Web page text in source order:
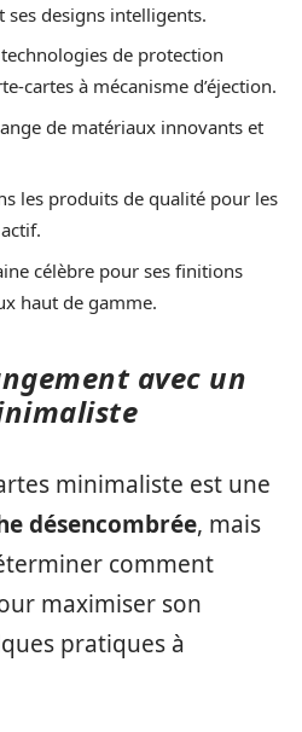
designs intelligents.
de protection
cartes à mécanisme d’éjection.
de matériaux innovants et
les produits de qualité pour les
célèbre pour ses finitions
haut de gamme.
avec un
minimaliste est une
désencombrée, mais
comment
maximiser son
pratiques à